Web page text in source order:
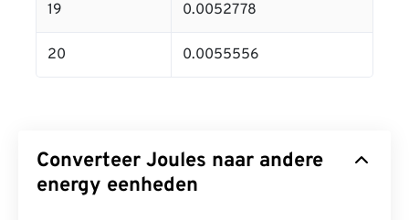
19 0.0052778
20 0.0055556
Converteer Joules naar andere
energy eenheden